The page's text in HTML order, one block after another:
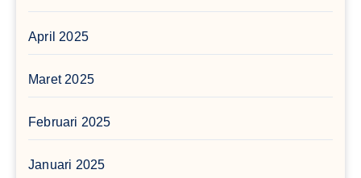
April 2025
Maret 2025
Februari 2025
Januari 2025